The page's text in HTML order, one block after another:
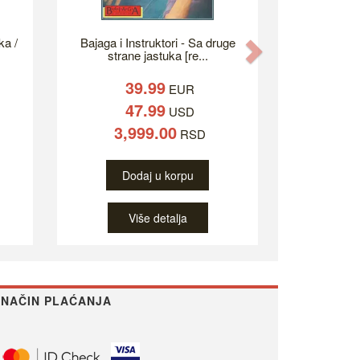
/ Bajaga i Instruktori - Sa druge
strane jastuka [re...
39.99EUR
47.99USD
3,999.00RSD
Dodaj u korpu
Više detalja
NAČIN PLAĆANJA